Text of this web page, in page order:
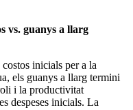
vs. guanys a llarg
inicials per a la
els guanys a llarg termini
i la productivitat
despeses inicials. La